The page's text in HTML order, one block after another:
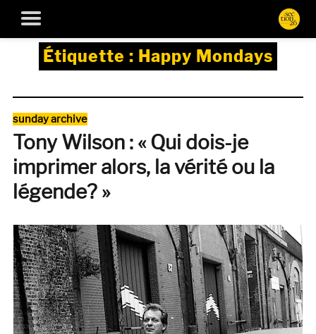
Étiquette : Happy Mondays
Catégories
sunday archive
Tony Wilson : « Qui dois-je
imprimer alors, la vérité ou la
légende? »